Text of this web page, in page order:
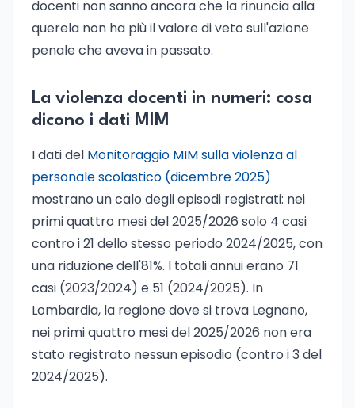
docenti non sanno ancora che la rinuncia alla
querela non ha più il valore di veto sull'azione
penale che aveva in passato.
La violenza docenti in numeri: cosa
dicono i dati MIM
I dati del Monitoraggio MIM sulla violenza al
personale scolastico (dicembre 2025)
mostrano un calo degli episodi registrati: nei
primi quattro mesi del 2025/2026 solo 4 casi
contro i 21 dello stesso periodo 2024/2025, con
una riduzione dell'81%. I totali annui erano 71
casi (2023/2024) e 51 (2024/2025). In
Lombardia, la regione dove si trova Legnano,
nei primi quattro mesi del 2025/2026 non era
stato registrato nessun episodio (contro i 3 del
2024/2025).